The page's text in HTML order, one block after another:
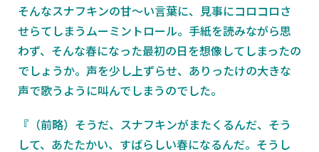
そんなスナフキンの甘～い言葉に、見事にコロコロさ
せらてしまうムーミントロール。手紙を読みながら思
わず、そんな春になった最初の日を想像してしまったの
でしょうか。声を少し上ずらせ、ありったけの大きな
声で歌うように叫んでしまうのでした。
『（前略）そうだ、スナフキンがまたくるんだ、そう
して、あたたかい、すばらしい春になるんだ。そうし